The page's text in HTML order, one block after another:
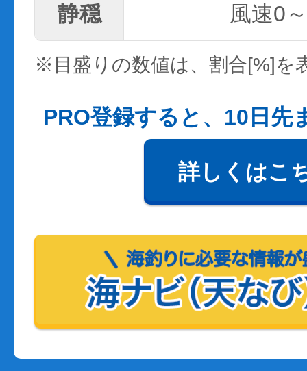
静穏 風速0
※目盛りの数値は、割合[%]を
PRO登録すると、10日先
詳しくはこ